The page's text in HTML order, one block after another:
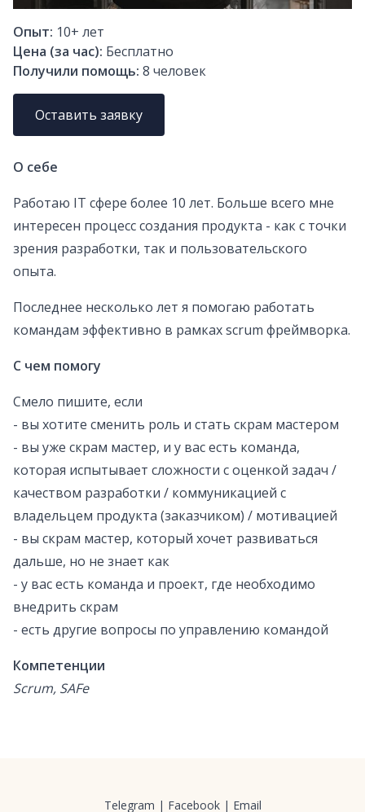
Опыт: 10+ лет
Цена (за час): Бесплатно
Получили помощь: 8 человек
Оставить заявку
О себе
Работаю IT сфере более 10 лет. Больше всего мне
интересен процесс создания продукта - как с точки
зрения разработки, так и пользовательского
опыта.
Последнее несколько лет я помогаю работать
командам эффективно в рамках scrum фреймворка.
С чем помогу
Смело пишите, если
- вы хотите сменить роль и стать скрам мастером
- вы уже скрам мастер, и у вас есть команда,
которая испытывает сложности с оценкой задач /
качеством разработки / коммуникацией с
владельцем продукта (заказчиком) / мотивацией
- вы скрам мастер, который хочет развиваться
дальше, но не знает как
- у вас есть команда и проект, где необходимо
внедрить скрам
- есть другие вопросы по управлению командой
Компетенции
Scrum, SAFe
Telegram | Facebook| Email